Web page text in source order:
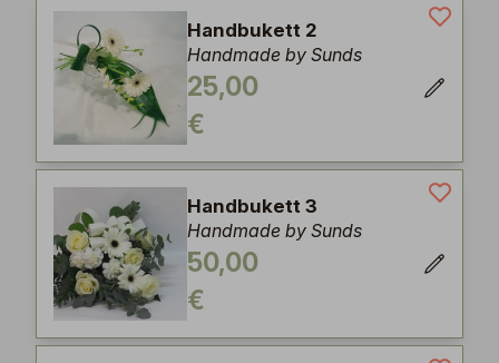
Handbukett 2
Handmade by Sunds
25,00
€
Handbukett 3
Handmade by Sunds
50,00
€